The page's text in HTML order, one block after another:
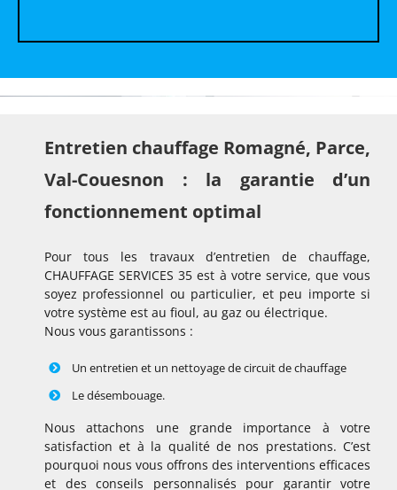
Entretien chauffage Romagné, Parce,
Val-Couesnon : la garantie d’un
fonctionnement optimal
Pour tous les travaux d’entretien de chauffage,
CHAUFFAGE SERVICES 35 est à votre service, que vous
soyez professionnel ou particulier, et peu importe si
votre système est au fioul, au gaz ou électrique.
Nous vous garantissons :
Un entretien et un nettoyage de circuit de chauffage
Le désembouage.
Nous attachons une grande importance à votre
satisfaction et à la qualité de nos prestations. C’est
pourquoi nous vous offrons des interventions efficaces
et des conseils personnalisés pour garantir votre